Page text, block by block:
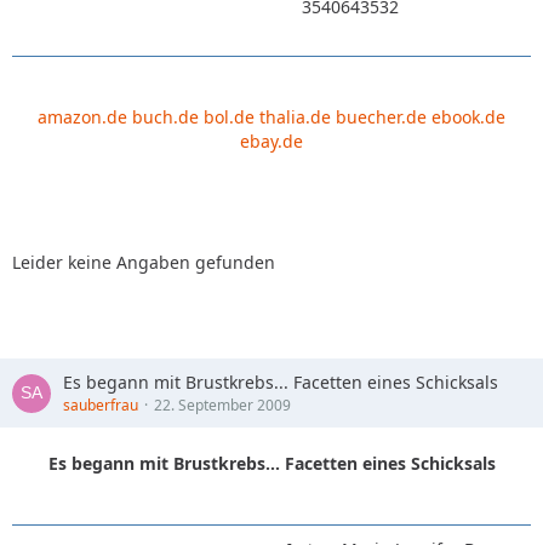
3540643532
amazon.de buch.de bol.de thalia.de buecher.de ebook.de
ebay.de
Leider keine Angaben gefunden
Es begann mit Brustkrebs... Facetten eines Schicksals
sauberfrau 22. September 2009
Es begann mit Brustkrebs... Facetten eines Schicksals